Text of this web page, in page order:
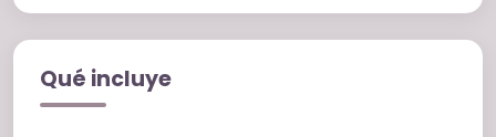
energético, las ventosas permiten liberar
Qué incluye